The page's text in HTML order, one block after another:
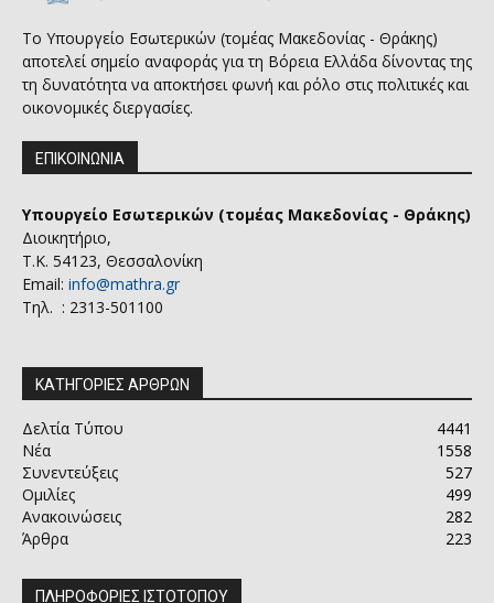
Το Υπουργείο Εσωτερικών (τομέας Μακεδονίας - Θράκης)
αποτελεί σημείο αναφοράς για τη Βόρεια Ελλάδα δίνοντας της
τη δυνατότητα να αποκτήσει φωνή και ρόλο στις πολιτικές και
οικονομικές διεργασίες.
ΕΠΙΚΟΙΝΩΝΙΑ
Υπουργείο Εσωτερικών (τομέας Μακεδονίας - Θράκης)
Διοικητήριο,
Τ.Κ. 54123, Θεσσαλονίκη
Email: info@mathra.gr
Τηλ. : 2313-501100
ΚΑΤΗΓΟΡΙΕΣ ΑΡΘΡΩΝ
Δελτία Τύπου
4441
Νέα
1558
Συνεντεύξεις
527
Ομιλίες
499
Ανακοινώσεις
282
Άρθρα
223
ΠΛΗΡΟΦΟΡΙΕΣ ΙΣΤΟΤΟΠΟΥ